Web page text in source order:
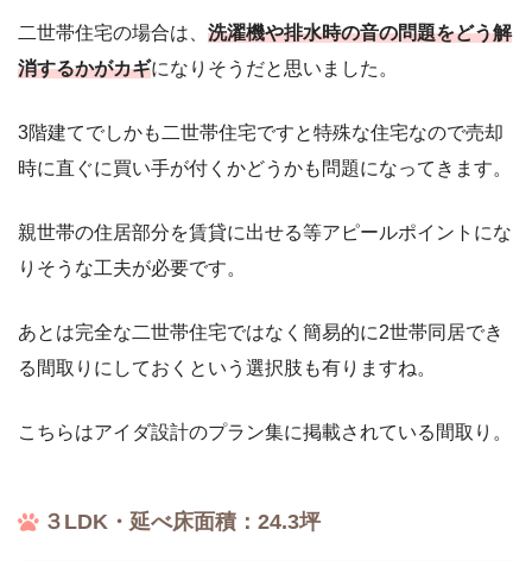
二世帯住宅の場合は、 洗濯機や排水時の音の問題をどう解
消するかがカギになりそうだと思いました。
3階建てでしかも二世帯住宅ですと特殊な住宅なので売却
時に直ぐに買い手が付くかどうかも問題になってきます。
親世帯の住居部分を賃貸に出せる等アピールポイントにな
りそうな工夫が必要です。
あとは完全な二世帯住宅ではなく簡易的に2世帯同居でき
る間取りにしておくという選択肢も有りますね。
こちらはアイダ設計のプラン集に掲載されている間取り。
３LDK・延べ床面積：24.3坪